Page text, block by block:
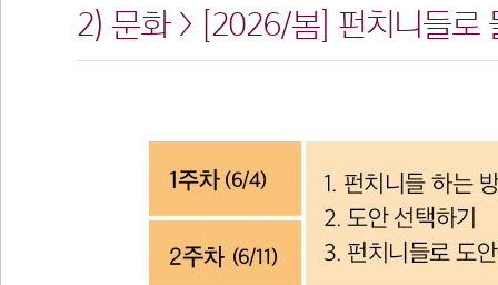
2) 문화 > [2026/봄] 펀치니들로